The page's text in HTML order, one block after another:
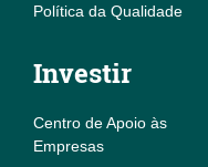
Política da Qualidade
Investir
Centro de Apoio às
Empresas